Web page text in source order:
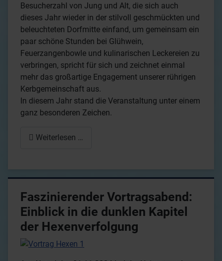
Besucherzahl von Jung und Alt, die sich auch
dieses Jahr wieder in der stilvoll geschmückten und
beleuchteten Dorfmitte einfand, um gemeinsam ein
paar schöne Stunden bei Glühwein,
Feuerzangenbowle und kulinarischen Leckereien zu
verbringen, spricht für sich und zeichnet einmal
mehr das großartige Engagement unserer rührigen
Kerbgemeinschaft aus.
In diesem Jahr stand die Veranstaltung unter einem
ganz besonderen Zeichen.
Weiterlesen …
Faszinierender Vortragsabend:
Einblick in die dunklen Kapitel
der Hexenverfolgung